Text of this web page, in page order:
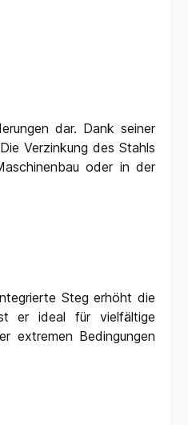
dar. Dank seiner
Verzinkung des Stahls
oder in der
Steg erhöht die
er ideal für vielfältige
extremen Bedingungen